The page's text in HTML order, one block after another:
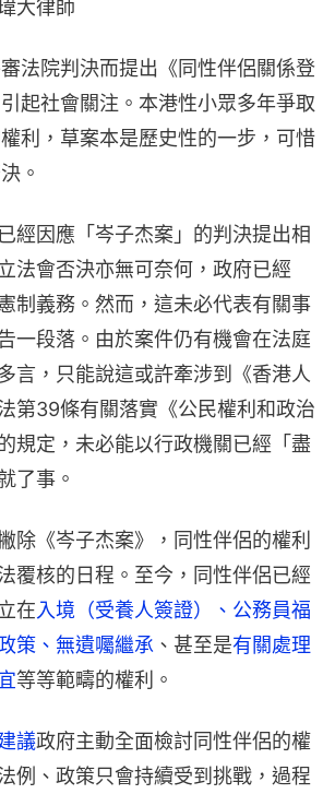
大律師
法院判決而提出《同性伴侶關係登
起社會關注。本港性小眾多年爭取
利，草案本是歷史性的一步，可惜
。
經因應「岑子杰案」的判決提出相
法會否決亦無可奈何，政府已經
制義務。然而，這未必代表有關事
一段落。由於案件仍有機會在法庭
言，只能說這或許牽涉到《香港人
第39條有關落實《公民權利和政治
規定，未必能以行政機關已經「盡
了事。
除《岑子杰案》，同性伴侶的權利
覆核的日程。至今，同性伴侶已經
在入境（受養人簽證）、公務員福
策、無遺囑繼承 、甚至是有關處理
等等範疇的權利。
議政府主動全面檢討同性伴侶的權
例、政策只會持續受到挑戰，過程